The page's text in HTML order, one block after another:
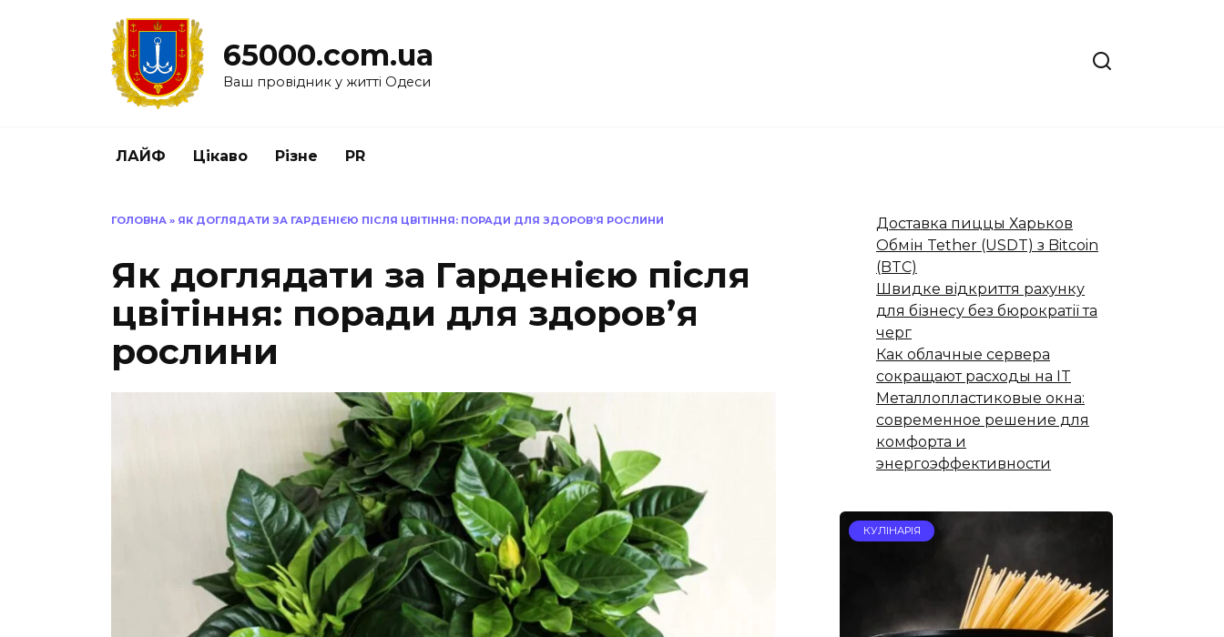
65000.com.ua
Ваш провідник у житті Одеси
ЛАЙФ Цікаво Різне PR
ГОЛОВНА » ЯК ДОГЛЯДАТИ ЗА ГАРДЕНІЄЮ ПІСЛЯ ЦВІТІННЯ: ПОРАДИ ДЛЯ ЗДОРОВ’Я РОСЛИНИ
Як доглядати за Гарденією після
цвітіння: поради для здоров’я
рослини
Доставка пиццы Харьков
Обмін Tether (USDT) з Bitcoin
(BTC)
Швидке відкриття рахунку
для бізнесу без бюрократії та
черг
Как облачные сервера
сокращают расходы на IT
Металлопластиковые окна:
современное решение для
комфорта и
энергоэффективности
КУЛІНАРІЯ